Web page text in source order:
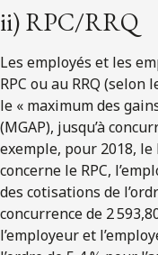
ii) RPC/RRQ
Les employés et les
RPC ou au RRQ
le « maximum des
(MGAP), jusqu’à
exemple, pour 2018, le
concerne le RPC,
des cotisations de
concurrence de 2
l’employeur et